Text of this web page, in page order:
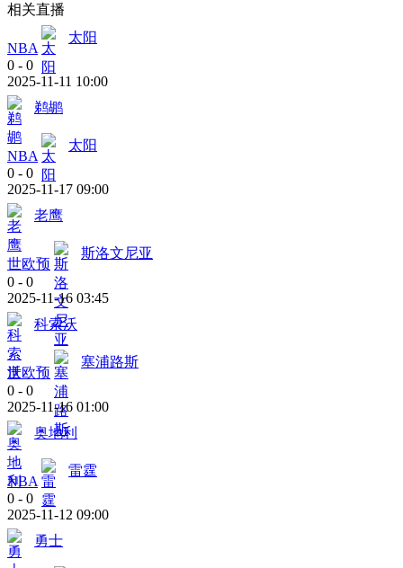
相关直播
NBA
太阳
0 - 0
2025-11-11 10:00
鹈鹕
NBA
太阳
0 - 0
2025-11-17 09:00
老鹰
世欧预
斯洛文尼亚
0 - 0
2025-11-16 03:45
科索沃
世欧预
塞浦路斯
0 - 0
2025-11-16 01:00
奥地利
NBA
雷霆
0 - 0
2025-11-12 09:00
勇士